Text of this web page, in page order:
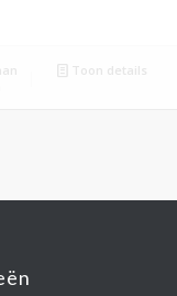
Toon details